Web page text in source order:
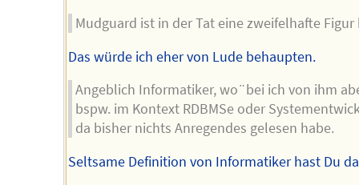
Mudguard ist in der Tat eine zweifelhafte Figur
Das würde ich eher von Lude behaupten.
Angeblich Informatiker, wo¨bei ich von ihm
bspw. im Kontext RDBMSe oder
da bisher nichts Anregendes gelesen habe.
Seltsame Definition von Informatiker hast Du